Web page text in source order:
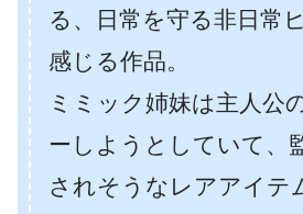
る、日常を守る非日常
感じる作品。
ミミック姉妹は主人公
ーしようとしていて、
されそうなレアアイテ